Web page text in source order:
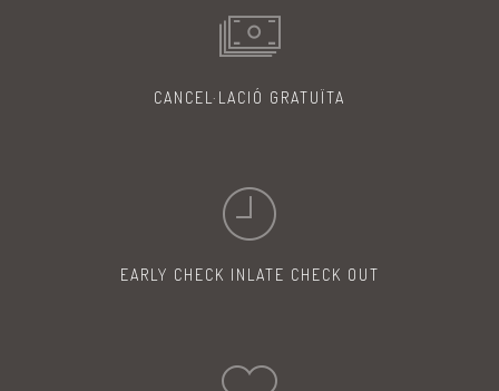
CANCEL·LACIÓ GRATUÏTA
EARLY CHECK IN LATE CHECK OUT